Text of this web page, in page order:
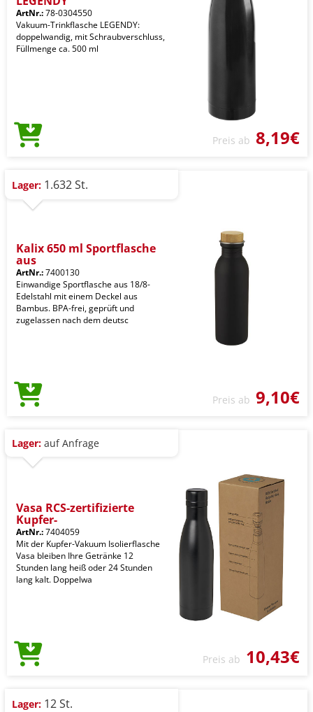
ArtNr.:78-0304550
Vakuum-Trinkflasche LEGENDY:
doppelwandig, mit Schraubverschluss,
Füllmenge ca. 500 ml
Preis ab 8,19€
Lager: 1.632 St.
Kalix 650 ml Sportflasche
aus
ArtNr.:7400130
Einwandige Sportflasche aus 18/8-
Edelstahl mit einem Deckel aus
Bambus. BPA-frei, geprüft und
zugelassen nach dem deutsc
Preis ab 9,10€
Lager: auf Anfrage
Vasa RCS-zertifizierte
Kupfer-
ArtNr.:7404059
Mit der Kupfer-Vakuum Isolierflasche
Vasa bleiben Ihre Getränke 12
Stunden lang heiß oder 24 Stunden
lang kalt. Doppelwa
Preis ab 10,43€
Lager: 12 St.